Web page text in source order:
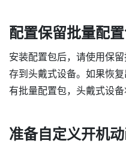
配置保留批量配
安装配置包后，请使用保
存到头戴式设备。如果恢
有批量配置包，头戴式设
准备自定义开机